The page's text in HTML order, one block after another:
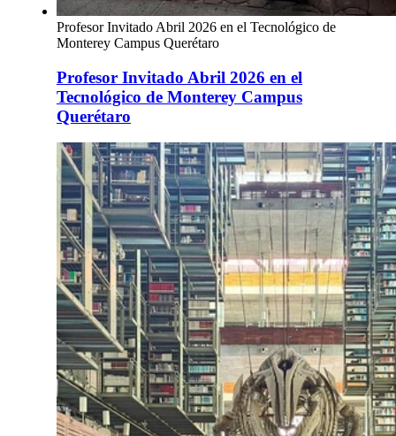
Profesor Invitado Abril 2026 en el Tecnológico de
Monterey Campus Querétaro
Profesor Invitado Abril 2026 en el
Tecnológico de Monterey Campus
Querétaro